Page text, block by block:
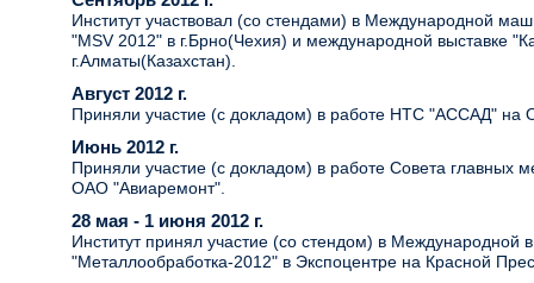
Институт участвовал (со стендами) в Международной
"MSV 2012" в г.Брно(Чехия) и международной выставке
г.Алматы(Казахстан).
Август 2012 г.
Приняли участие (с докладом) в работе НТС "АССАД" на
Июнь 2012 г.
Приняли участие (с докладом) в работе Совета главных
ОАО "Авиаремонт".
28 мая - 1 июня 2012 г.
Институт принял участие (со стендом) в Международной
"Металлообработка-2012" в Экспоцентре на Красной